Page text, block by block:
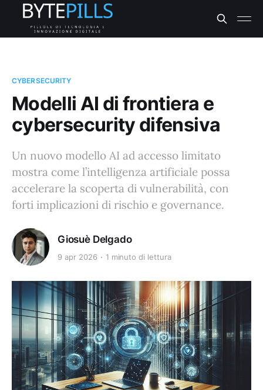
CYBERSECURITY
Modelli AI di frontiera e
cybersecurity difensiva
Un nuovo modello AI ad accesso limitato
mostra come l’intelligenza artificiale possa
accelerare la scoperta di vulnerabilità, con
forti implicazioni di rischio e governance.
Giosuè Delgado
9 apr 2026 1 minuto di lettura